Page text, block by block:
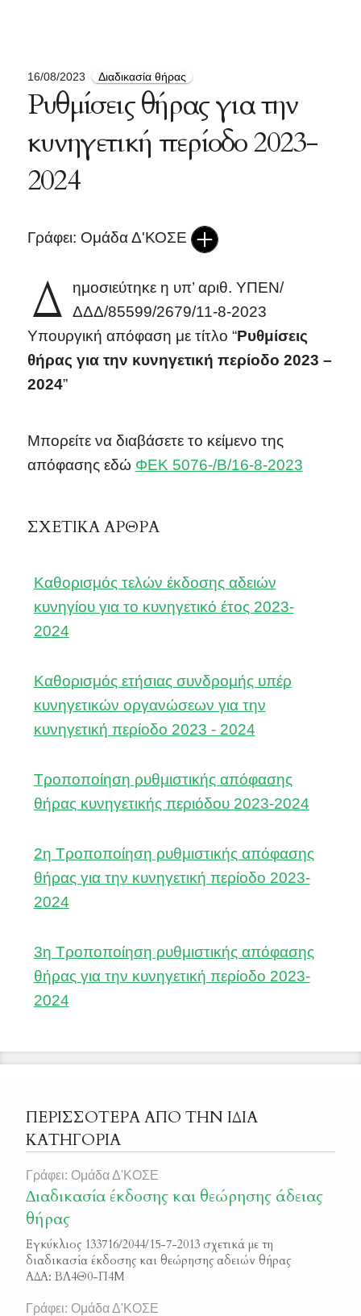
16/08/2023 Διαδικασία θήρας
Ρυθμίσεις θήρας για την
κυνηγετική περίοδο 2023-
2024
Γράφει: Ομάδα Δ'ΚΟΣΕ
Δ
ημοσιεύτηκε η υπ’ αριθ. ΥΠΕΝ/
ΔΔΔ/85599/2679/11-8-2023
Υπουργική απόφαση με τίτλο “Ρυθμίσεις
θήρας για την κυνηγετική περίοδο 2023 –
2024”
Μπορείτε να διαβάσετε το κείμενο της
απόφασης εδώ ΦΕΚ 5076-/Β/16-8-2023
ΣΧΕΤΙΚΑ ΑΡΘΡΑ
Καθορισμός τελών έκδοσης αδειών
κυνηγίου για το κυνηγετικό έτος 2023-
2024
Καθορισμός ετήσιας συνδρομής υπέρ
κυνηγετικών οργανώσεων για την
κυνηγετική περίοδο 2023 - 2024
Τροποποίηση ρυθμιστικής απόφασης
θήρας κυνηγετικής περιόδου 2023-2024
2η Τροποποίηση ρυθμιστικής απόφασης
θήρας για την κυνηγετική περίοδο 2023-
2024
3η Τροποποίηση ρυθμιστικής απόφασης
θήρας για την κυνηγετική περίοδο 2023-
2024
ΠΕΡΙΣΣΟΤΕΡΑ ΑΠΟ ΤΗΝ ΙΔΙΑ
ΚΑΤΗΓΟΡΙΑ
Γράφει: Ομάδα Δ'ΚΟΣΕ
∆ιαδικασία έκδοσης και θεώρησης άδειας
θήρας
Εγκύκλιος 133716/2044/15-7-2013 σχετικά με τη
διαδικασία έκδοσης και θεώρησης αδειών θήρας
ΑΔΑ: ΒΛ4Θ0-Π4Μ
Γράφει: Ομάδα Δ'ΚΟΣΕ